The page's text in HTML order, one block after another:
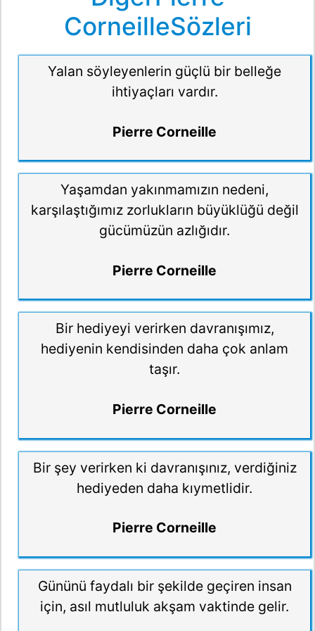
CorneilleSözleri
Yalan söyleyenlerin güçlü bir belleğe
ihtiyaçları vardır.
Pierre Corneille
Yaşamdan yakınmamızın nedeni,
karşılaştığımız zorlukların büyüklüğü değil
gücümüzün azlığıdır.
Pierre Corneille
Bir hediyeyi verirken davranışımız,
hediyenin kendisinden daha çok anlam
taşır.
Pierre Corneille
Bir şey verirken ki davranışınız, verdiğiniz
hediyeden daha kıymetlidir.
Pierre Corneille
Gününü faydalı bir şekilde geçiren insan
için, asıl mutluluk akşam vaktinde gelir.